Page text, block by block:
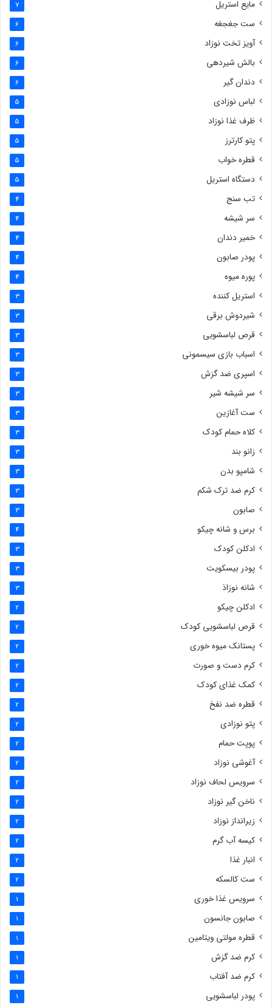
مایع استریل 7
ست جغجغه 6
آویز تخت نوزاد 6
بالش شیردهی 6
دندان گیر 6
لباس نوزادی 5
ظرف غذا نوزاد 5
پتو کارترز 5
قطره خواب 5
دستگاه استریل 5
تب سنج 4
سر شیشه 4
خمیر دندان 4
پودر صابون 4
پوره میوه 4
استریل کننده 3
شیردوش برقی 3
قرص لباسشویی 3
اسباب بازی سیسمونی 3
اسپری ضد گزش 3
سر شیشه شیر 3
ست آغازین 3
کلاه حمام کودک 3
زانو بند 3
شامپو بدن 3
کرم ضد ترک شکم 3
صابون 3
برس و شانه چیکو 4
ادکلن کودک 3
پودر بیسکویت 3
شانه نوزاذ 3
ادکلن چیکو 2
قرص لباسشویی کودک 2
پستانک میوه خوری 2
کرم دست و صورت 2
کمک غذای کودک 2
قطره ضد نفخ 2
پتو نوزادی 2
پوپت حمام 2
آغوشی نوزاد 2
سرویس لحاف نوزاد 2
ناخن گیر نوزاد 2
زیرانداز نوزاد 2
کیسه آب گرم 2
انبار غذا 2
ست کالسکه 2
سرویس غذا خوری 1
صابون جانسون 1
قطره مولتی ویتامین 1
کرم ضد گزش 1
کرم ضد آفتاب 1
پودر لباسشویی 1